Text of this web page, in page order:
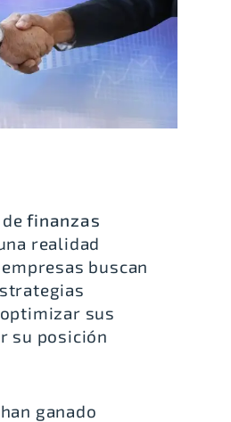
definanzas
realidad
buscan
sus
su posición
ganado